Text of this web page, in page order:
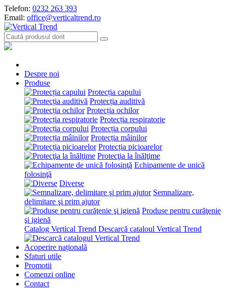
Telefon: 0232 263 393
Email: office@verticaltrend.ro
Despre noi
Produse
Protecția capului
Protecția auditivă
Protecția ochilor
Protecția respiratorie
Protecția corpului
Protecția mâinilor
Protecția picioarelor
Protecţia la înălţime
Echipamente de unică
folosinţă
Diverse
Semnalizare,
delimitare şi prim ajutor
Produse pentru curăţenie
şi igienă
Catalog Vertical Trend Descarcă cataloul Vertical Trend
Acoperire națională
Sfaturi utile
Promotii
Comenzi online
Contact